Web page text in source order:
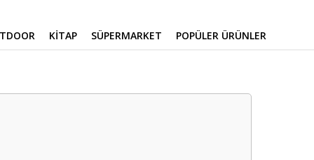
KİTAP SÜPERMARKET POPÜLER ÜRÜNLER